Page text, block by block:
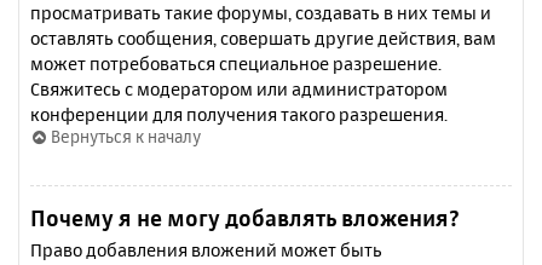
просматривать такие форумы, создавать в них темы и
оставлять сообщения, совершать другие действия, вам
может потребоваться специальное разрешение.
Свяжитесь с модератором или администратором
конференции для получения такого разрешения.
Вернуться к началу
Почему я не могу добавлять вложения?
Право добавления вложений может быть